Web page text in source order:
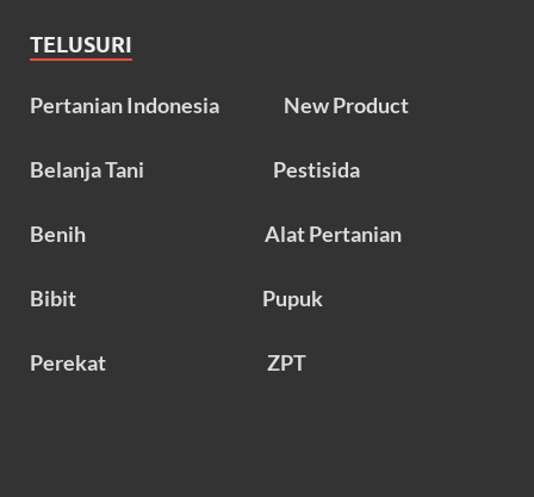
TELUSURI
Pertanian Indonesia New Product
Belanja Tani Pestisida
Benih Alat Pertanian
Bibit Pupuk
Perekat ZPT